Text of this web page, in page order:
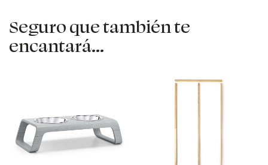
Seguro que también te
encantará...